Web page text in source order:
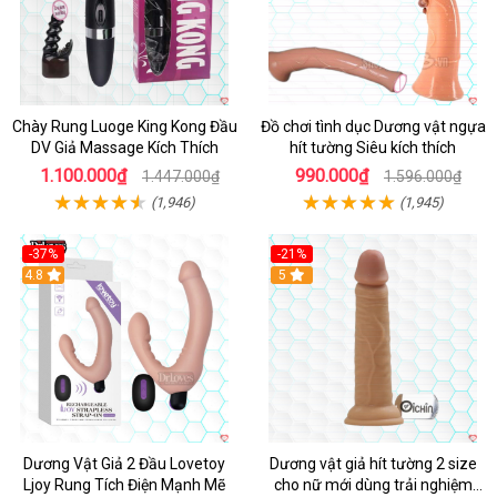
Chày Rung Luoge King Kong Đầu
DV Giả Massage Kích Thích
1.100.000₫ 1.447.000₫
(1,946)
Đồ chơi tình dục Dương vật ngựa
hít tường Siêu kích thích
990.000₫ 1.596.000₫
(1,945)
-37%
Hot
4.8
Dương Vật Giả 2 Đầu Lovetoy
Ljoy Rung Tích Điện Mạnh Mẽ
-21%
Hot
5
Dương vật giả hít tường 2 size
cho nữ mới dùng trải nghiệm